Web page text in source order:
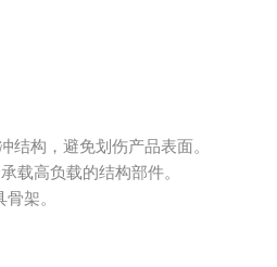
构，避免划伤产品表面。
载高负载的结构部件。
架。